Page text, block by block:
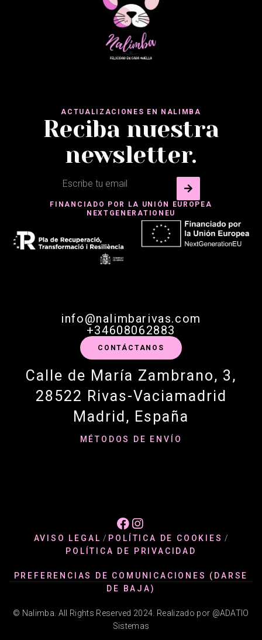
ACTUALIZACIONES EN NALIMBA
Reciba nuestra
newsletter.
FINANCIADO POR LA UNIÓN EUROPEA
NEXTGENERATIONEU
info@nalimbarivas.com
+34608062883
CONTÁCTANOS
Calle de María Zambrano, 3,
28522 Rivas-Vaciamadrid
Madrid, España
MÉTODOS DE ENVÍO
AVISO LEGAL / POLÍTICA DE COOKIES /
POLÍTICA DE PRIVACIDAD
PREFERENCIAS DE COMUNICACIONES (DARSE
DE BAJA)
© Nalimba. All Rights Reserved 2024. Realizado por @ADATIO
Sistemas
 